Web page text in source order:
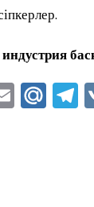
индустрия
E M T